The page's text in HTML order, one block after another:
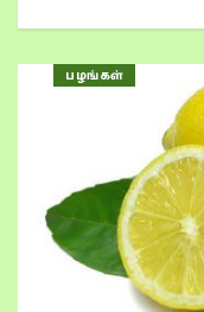
பழங்கள்